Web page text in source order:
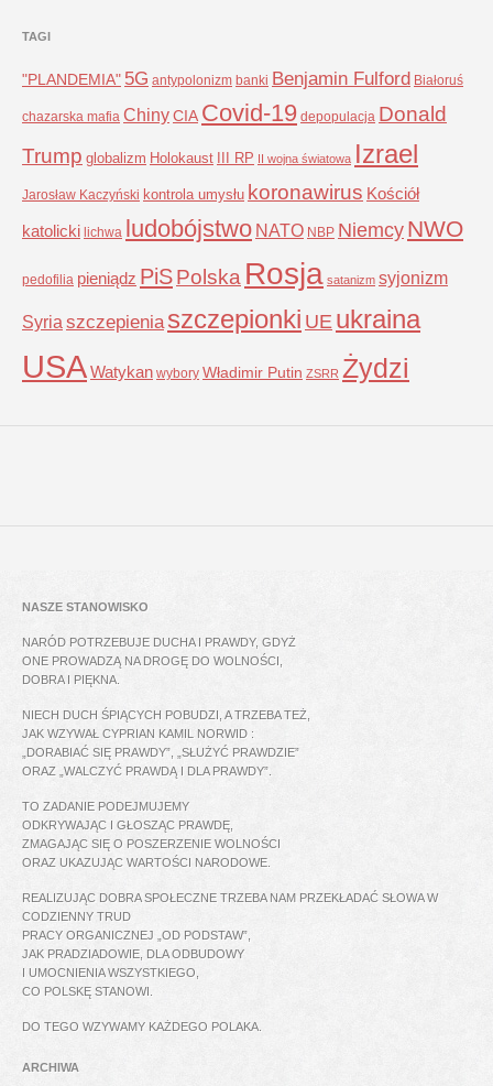
TAGI
"PLANDEMIA" 5G antypolonizm banki Benjamin Fulford Białoruś
chazarska mafia ChinyCIA Covid-19 depopulacja Donald
Trump globalizm Holokaust III RP II wojna światowa Izrael
Jarosław Kaczyński kontrola umysłu koronawirus Kościół
katolicki lichwa ludobójstwo NATO NBP NiemcyNWO
pedofilia pieniądz PiSPolska Rosja satanizm syjonizm
Syria szczepienia szczepionki UE ukraina
USAWatykan wybory Władimir Putin ZSRR Żydzi
NASZE STANOWISKO
NARÓD POTRZEBUJE DUCHA I PRAWDY, GDYŻ
ONE PROWADZĄ NA DROGĘ DO WOLNOŚCI,
DOBRA I PIĘKNA.
NIECH DUCH ŚPIĄCYCH POBUDZI, A TRZEBA TEŻ,
JAK WZYWAŁ CYPRIAN KAMIL NORWID :
„DORABIAĆ SIĘ PRAWDY”, „SŁUŻYĆ PRAWDZIE”
ORAZ „WALCZYĆ PRAWDĄ I DLA PRAWDY”.
TO ZADANIE PODEJMUJEMY
ODKRYWAJĄC I GŁOSZĄC PRAWDĘ,
ZMAGAJĄC SIĘ O POSZERZENIE WOLNOŚCI
ORAZ UKAZUJĄC WARTOŚCI NARODOWE.
REALIZUJĄC DOBRA SPOŁECZNE TRZEBA NAM PRZEKŁADAĆ SŁOWA W
CODZIENNY TRUD
PRACY ORGANICZNEJ „OD PODSTAW”,
JAK PRADZIADOWIE, DLA ODBUDOWY
I UMOCNIENIA WSZYSTKIEGO,
CO POLSKĘ STANOWI.
DO TEGO WZYWAMY KAŻDEGO POLAKA.
ARCHIWA